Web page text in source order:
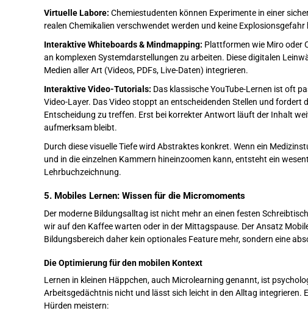
Virtuelle Labore: Chemiestudenten können Experimente in einer
realen Chemikalien verschwendet werden und keine Explosionsgefahr
Interaktive Whiteboards & Mindmapping: Plattformen wie Miro oder
an komplexen Systemdarstellungen zu arbeiten. Diese digitalen
Medien aller Art (Videos, PDFs, Live-Daten) integrieren.
Interaktive Video-Tutorials: Das klassische YouTube-Lernen ist oft
Video-Layer. Das Video stoppt an entscheidenden Stellen und fordert
Entscheidung zu treffen. Erst bei korrekter Antwort läuft der Inhalt
aufmerksam bleibt.
Durch diese visuelle Tiefe wird Abstraktes konkret. Wenn ein
und in die einzelnen Kammern hineinzoomen kann, entsteht ein
Lehrbuchzeichnung.
5. Mobiles Lernen: Wissen für die Micromoments
Der moderne Bildungsalltag ist nicht mehr an einen festen
wir auf den Kaffee warten oder in der Mittagspause. Der Ansatz
Bildungsbereich daher kein optionales Feature mehr, sondern eine
Die Optimierung für den mobilen Kontext
Lernen in kleinen Häppchen, auch Microlearning genannt, ist
Arbeitsgedächtnis nicht und lässt sich leicht in den Alltag integrieren.
Hürden meistern: